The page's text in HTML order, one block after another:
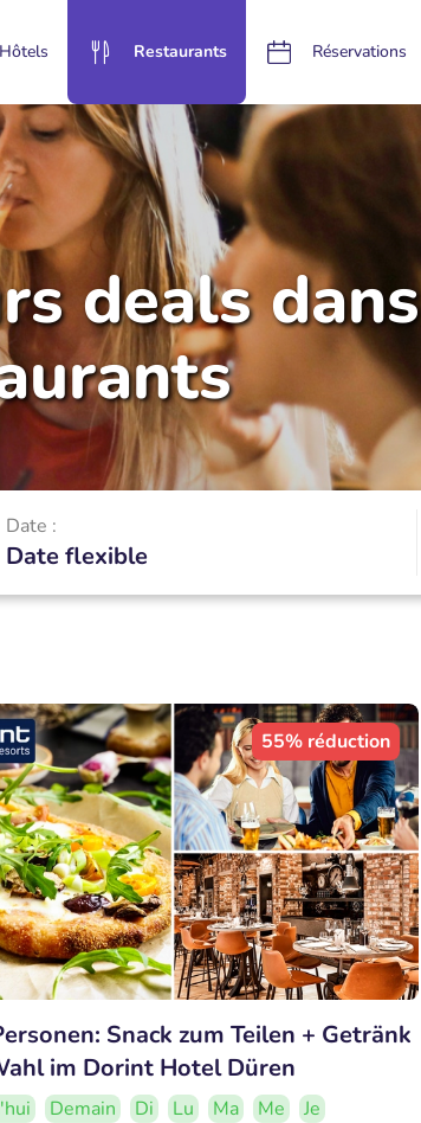
Hôtels Restaurants Réservations
deals dans
Date :
Date flexible
55% réduction
Snack zum Teilen + Getränk
im Dorint Hotel Düren
Demain Di Lu Ma Me
Je